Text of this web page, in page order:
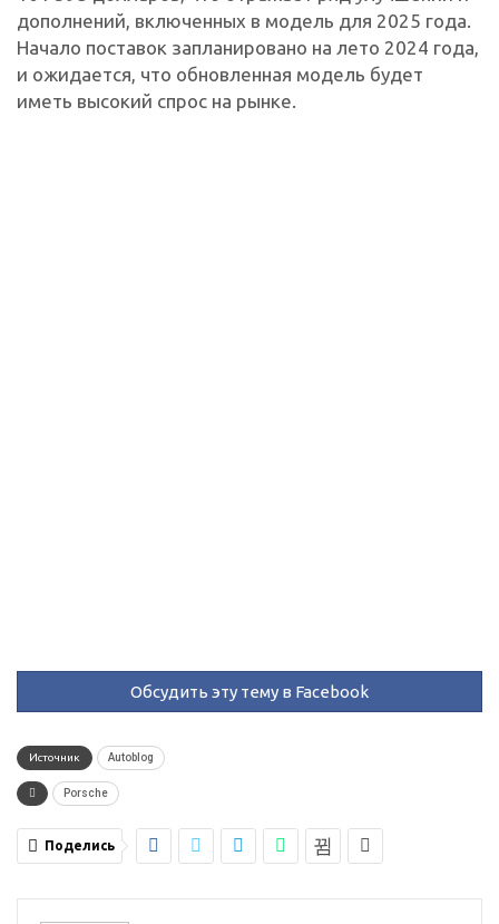
дополнений, включенных в модель для 2025 года.
Начало поставок запланировано на лето 2024 года,
и ожидается, что обновленная модель будет
иметь высокий спрос на рынке.
Обсудить эту тему в Facebook
Источник Autoblog
Porsche
Поделись